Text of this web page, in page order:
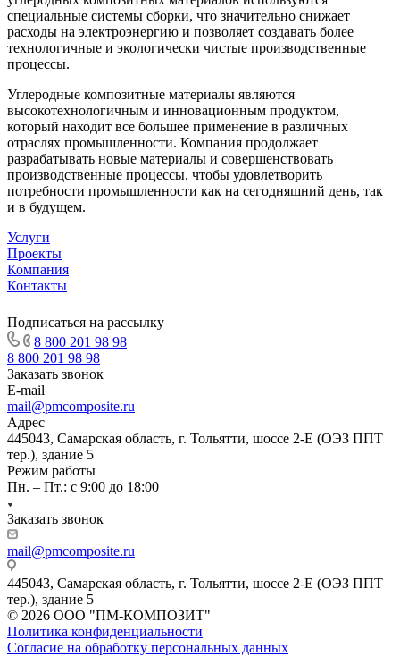
специальные системы сборки, что значительно снижает
расходы на электроэнергию и позволяет создавать более
технологичные и экологически чистые производственные
процессы.
Углеродные композитные материалы являются
высокотехнологичным и инновационным продуктом,
который находит все большее применение в различных
отраслях промышленности. Компания продолжает
разрабатывать новые материалы и совершенствовать
производственные процессы, чтобы удовлетворить
потребности промышленности как на сегодняшний день, так
и в будущем.
Услуги
Проекты
Компания
Контакты
Подписаться на рассылку
8 800 201 98 98
8 800 201 98 98
Заказать звонок
E-mail
mail@pmcomposite.ru
Адрес
445043, Самарская область, г. Тольятти, шоссе 2-Е (ОЭЗ ППТ
тер.), здание 5
Режим работы
Пн. – Пт.: с 9:00 до 18:00
Заказать звонок
mail@pmcomposite.ru
445043, Самарская область, г. Тольятти, шоссе 2-Е (ОЭЗ ППТ
тер.), здание 5
© 2026 ООО "ПМ-КОМПОЗИТ"
Политика конфиденциальности
Согласие на обработку персональных данных